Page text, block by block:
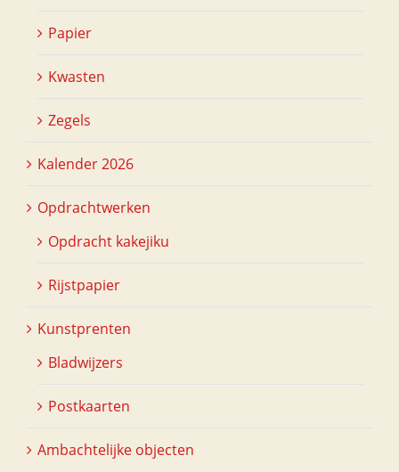
Papier
Kwasten
Zegels
Kalender 2026
Opdrachtwerken
Opdracht kakejiku
Rijstpapier
Kunstprenten
Bladwijzers
Postkaarten
Ambachtelijke objecten